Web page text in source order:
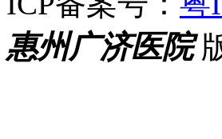
惠州广济医院